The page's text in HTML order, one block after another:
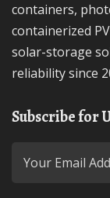
containers,
containerized
solar-storage
reliability since
Subscribe for